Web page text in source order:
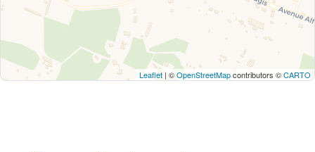
Leaflet | ©OpenStreetMapcontributors ©CARTO